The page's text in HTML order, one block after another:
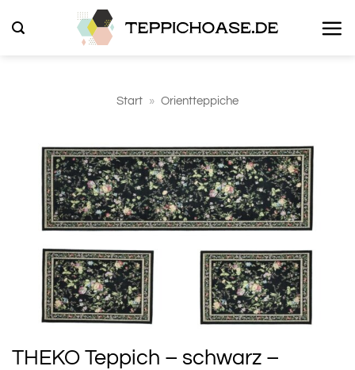
Inhalt
Start » Orientteppiche
THEKO Teppich – schwarz –